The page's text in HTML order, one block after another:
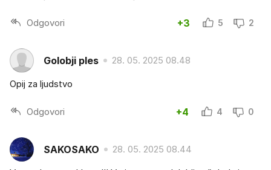
Odgovori +3 5 2
Golobji ples 28. 05. 2025 08.48
Opij za ljudstvo
Odgovori +4 4 0
SAKOSAKO 28. 05. 2025 08.44